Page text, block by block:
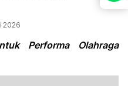
2026
Performa Olahraga